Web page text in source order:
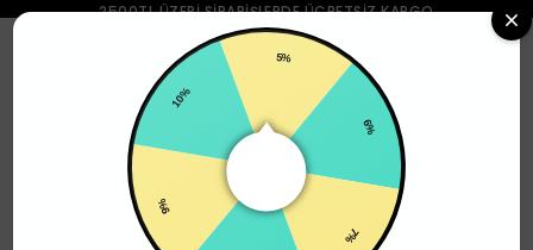
2500TL ÜZERI SIPARIŞLERDE ÜCRETSIZ KARGO
0
Alt Giyim
5%
6%
7%
9%
10%